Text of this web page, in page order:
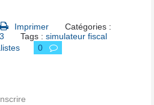
Imprimer
Catégories :
Tags :simulateur fiscal
0